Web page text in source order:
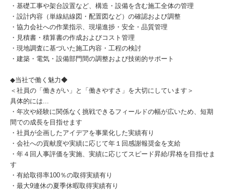
・基礎工事や架台設置など、構造・設備を含む施工全体の管理
・設計内容（単線結線図・配置図など）の確認および調整
・協力会社への作業指示、現場進捗・安全・品質管理
・見積書・積算書の作成およびコスト管理
・現地調査に基づいた施工内容・工程の検討
・建築・電気・設備部門間の調整および技術的サポート
◆当社で働く魅力◆
＜社員の「働きがい」と「働きやすさ」を大切にしています＞
具体的には...
・年次や経験に関係なく挑戦できるフィールドの幅が広いため、短期
間での成長を目指せます
・社員が企画したアイデアを事業化した実績有り
・会社への貢献度や実績に応じて年１回感謝報奨金を支給
・年４回人事評価を実施、実績に応じてスピード昇給/昇格を目指せま
す
・有給取得率100％の取得実績有り
・最大9連休の夏季休暇取得実績有り